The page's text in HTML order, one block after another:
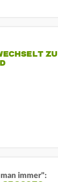
ZU
immer":